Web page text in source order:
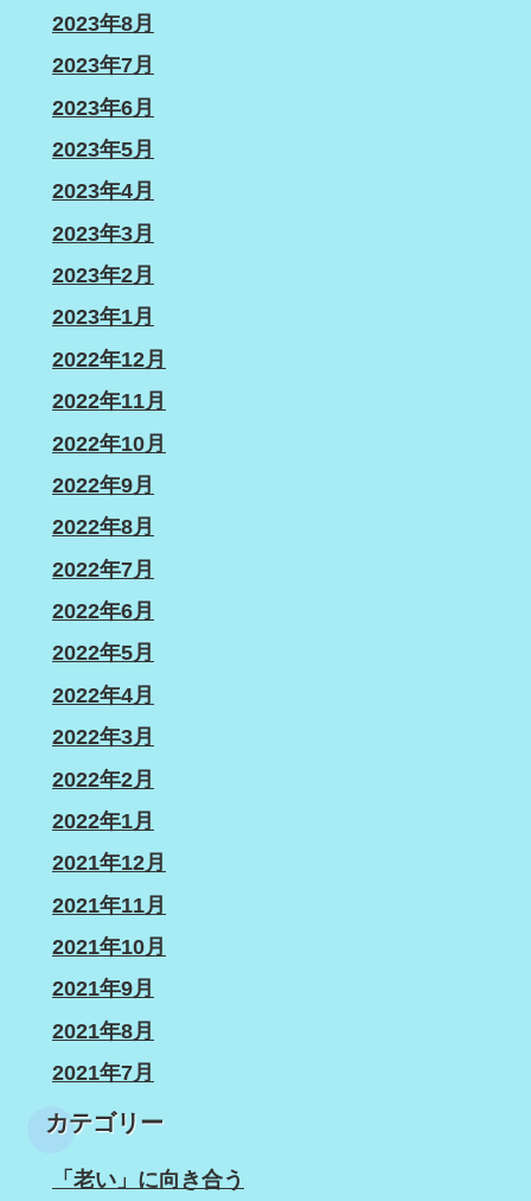
2023年8月
2023年7月
2023年6月
2023年5月
2023年4月
2023年3月
2023年2月
2023年1月
2022年12月
2022年11月
2022年10月
2022年9月
2022年8月
2022年7月
2022年6月
2022年5月
2022年4月
2022年3月
2022年2月
2022年1月
2021年12月
2021年11月
2021年10月
2021年9月
2021年8月
2021年7月
カテゴリー
「老い」に向き合う